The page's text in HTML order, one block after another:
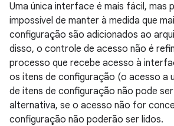
Uma única interface é mais fácil, mas
impossível de manter à medida que
configuração são adicionados ao
disso, o controle de acesso não é
processo que recebe acesso à
os itens de configuração (o acesso a
de itens de configuração não pode
alternativa, se o acesso não for
configuração não poderão ser lidos.